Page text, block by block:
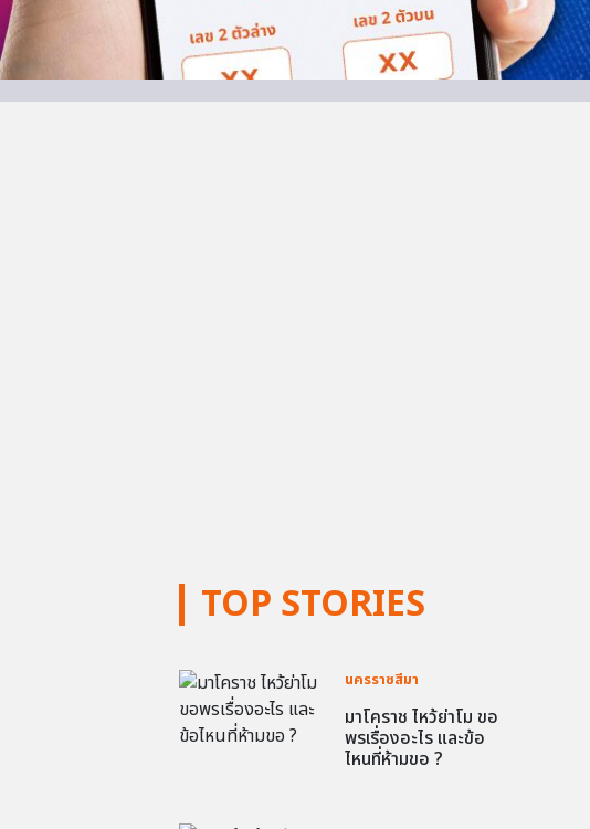
TOP STORIES
นครราชสีมา
มาโคราช ไหว้ย่าโม ขอ
พรเรื่องอะไร และข้อ
ไหนที่ห้ามขอ ?